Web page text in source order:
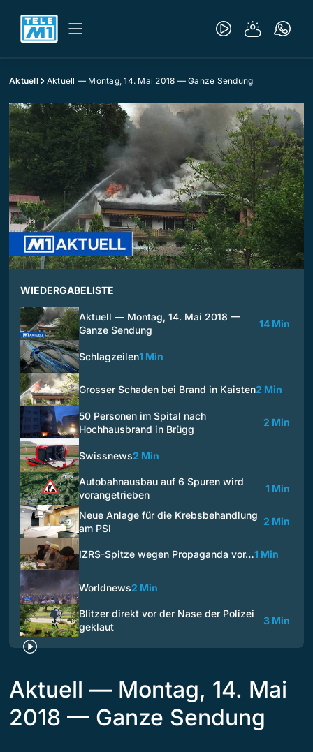
Aktuell Aktuell — Montag, 14. Mai 2018 — Ganze Sendung
WIEDERGABELISTE
Aktuell — Montag, 14. Mai 2018 —
Ganze Sendung
14 Min
Schlagzeilen1 Min
Grosser Schaden bei Brand in Kaisten2 Min
50 Personen im Spital nach
Hochhausbrand in Brügg
2 Min
Swissnews2 Min
Autobahnausbau auf 6 Spuren wird
vorangetrieben
1 Min
Neue Anlage für die Krebsbehandlung
am PSI
2 Min
IZRS-Spitze wegen Propaganda vor…1 Min
Worldnews2 Min
Blitzer direkt vor der Nase der Polizei
geklaut
3 Min
Aktuell — Montag, 14. Mai
2018 — Ganze Sendung